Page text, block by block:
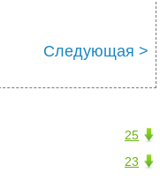
Следующая >
25
23